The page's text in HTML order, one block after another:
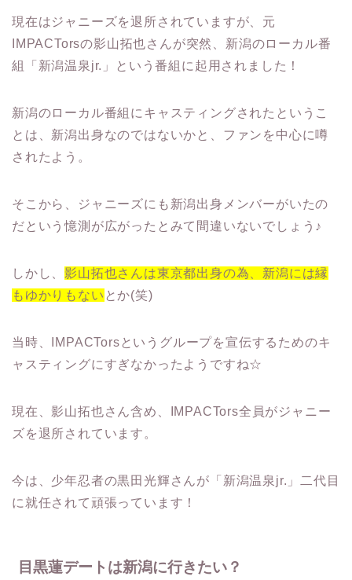
現在はジャニーズを退所されていますが、元
IMPACTorsの影山拓也さんが突然、新潟のローカル番
組「新潟温泉jr.」という番組に起用されました！
新潟のローカル番組にキャスティングされたというこ
とは、新潟出身なのではないかと、ファンを中心に噂
されたよう。
そこから、ジャニーズにも新潟出身メンバーがいたの
だという憶測が広がったとみて間違いないでしょう♪
しかし、 影山拓也さんは東京都出身の為、新潟には縁
もゆかりもない とか(笑)
当時、IMPACTorsというグループを宣伝するためのキ
ャスティングにすぎなかったようですね☆
現在、影山拓也さん含め、IMPACTors全員がジャニー
ズを退所されています。
今は、少年忍者の黒田光輝さんが「新潟温泉jr.」二代目
に就任されて頑張っています！
目黒蓮デートは新潟に行きたい？